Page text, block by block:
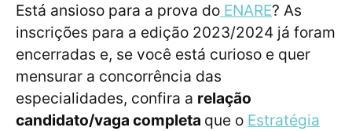
Está ansioso para a prova do ENARE? As
inscrições para a edição 2023/2024 já foram
encerradas e, se você está curioso e quer
mensurar a concorrência das
especialidades, confira a relação
candidato/vaga completa que o Estratégia